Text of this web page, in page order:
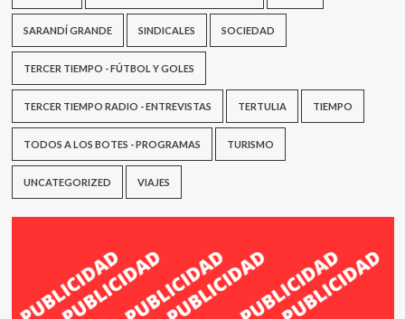
SARANDÍ GRANDE SINDICALES SOCIEDAD
TERCER TIEMPO - FÚTBOL Y GOLES
TERCER TIEMPO RADIO - ENTREVISTAS TERTULIA TIEMPO
TODOS A LOS BOTES - PROGRAMAS TURISMO
UNCATEGORIZED VIAJES